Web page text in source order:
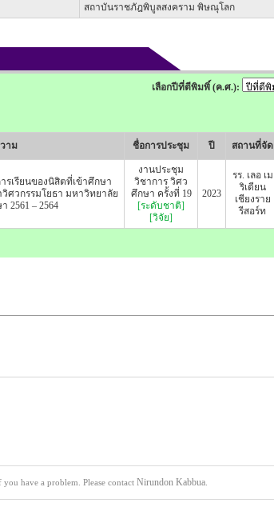
สถาบันราชภัฎพิบูลสงคราม พิษณุโลก
เลือกปีที่ตีพิมพิ์ (ค.ศ.):
าม ชื่อการประชุม ปี สถานที่จัด
รเรียนของนิสิตที่เข้าศึกษา
ศวกรรมโยธา มหาวิทยาลัย
2561 – 2564
งานประชุม
วิชาการ วิศว
ศึกษา ครั้งที่ 19
[ระดับชาติ]
[วิจัย]
2023
รร. เลอ เม
ริเดียน
เชียงราย
รีสอร์ท
have a problem. Please contact Nirundon Kabbua